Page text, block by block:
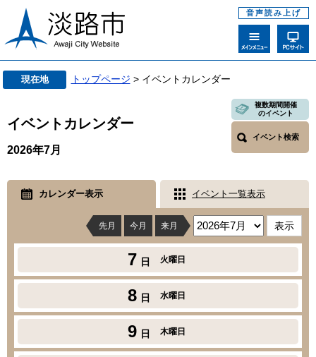
音声読み上げ
現在地 トップページ > イベントカレンダー
イベントカレンダー
複数期間開催
のイベント
イベント検索
2026年7月
カレンダー表示 イベント一覧表示
先月 今月 来月
7 日 火曜日
8 日 水曜日
9 日 木曜日